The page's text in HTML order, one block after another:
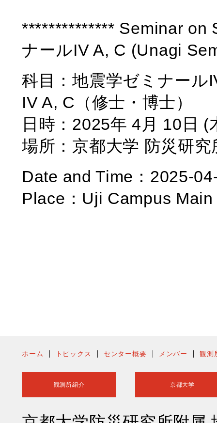
************** Seminar on
ナールIV A, C (Unagi
科目：地震学ゼミナー
IV A, C（修士・博士）
日時：2025年 4月 10日 (
場所：京都大学 防災研
Date and Time：2025-
Place：Uji Campus
ホーム トピックス センター概要 メンバー 観測
観測所紹介 京都大学